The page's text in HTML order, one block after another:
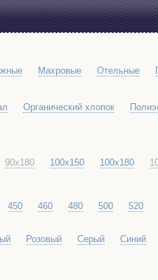
Махровые Отельные
Органический хлопок
90x180 100х150 100x180
450 460 480 500 520
Розовый Серый Синий